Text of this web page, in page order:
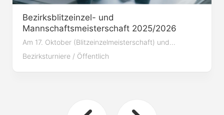
Bezirksblitzeinzel- und
Mannschaftsmeisterschaft 2025/2026
Am 17. Oktober (Blitzeinzelmeisterschaft) und...
Bezirksturniere / Öffentlich